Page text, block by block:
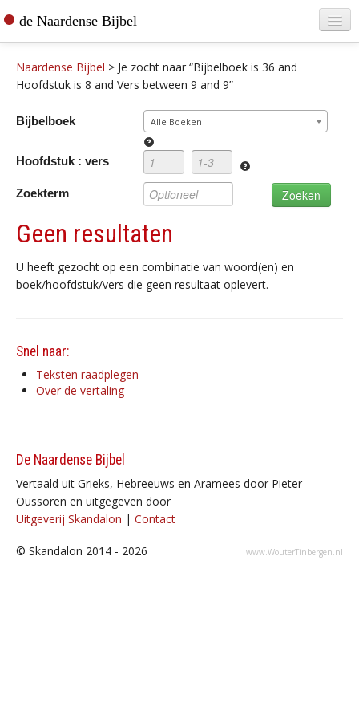
de Naardense Bijbel
Teksten raadplegen
Bijbel bestellen
Naardense Bijbel > Je zocht naar “Bijbelboek is 36 and
Hoofdstuk is 8 and Vers between 9 and 9”
Bijbelboek Alle Boeken
Hoofdstuk : vers :
Zoekterm
Geen resultaten
U heeft gezocht op een combinatie van woord(en) en
boek/hoofdstuk/vers die geen resultaat oplevert.
Snel naar:
Teksten raadplegen
Over de vertaling
De Naardense Bijbel
Vertaald uit Grieks, Hebreeuws en Aramees door Pieter
Oussoren en uitgegeven door
Uitgeverij Skandalon | Contact
www.WouterTinbergen.nl
© Skandalon 2014 - 2026